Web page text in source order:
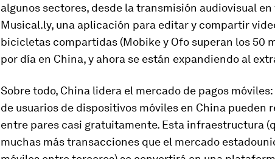
algunos sectores, desde la transmisión audiovisual en
Musical.ly, una aplicación para editar y compartir
bicicletas compartidas (Mobike y Ofo superan los 50
por día en China, y ahora se están expandiendo al
Sobre todo, China lidera el mercado de pagos
de usuarios de dispositivos móviles en China pueden
entre pares casi gratuitamente. Esta infraestructura
muchas más transacciones que el mercado